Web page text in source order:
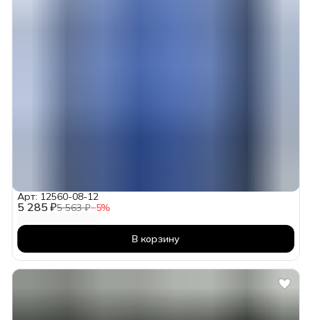
5 285 ₽5 563 ₽−5%
Арт: 12560-08-12
В корзину